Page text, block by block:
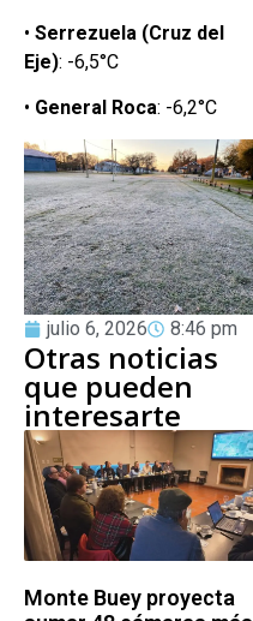
• Serrezuela (Cruz del
Eje): -6,5°C
• General Roca: -6,2°C
julio 6, 2026 8:46 pm
Otras noticias
que pueden
interesarte
Monte Buey proyecta